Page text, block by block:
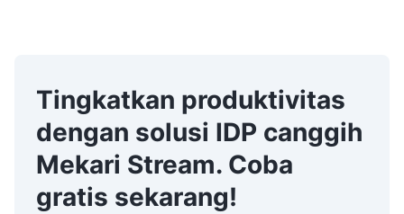
Tingkatkan produktivitas
dengan solusi IDP canggih
Mekari Stream. Coba
gratis sekarang!